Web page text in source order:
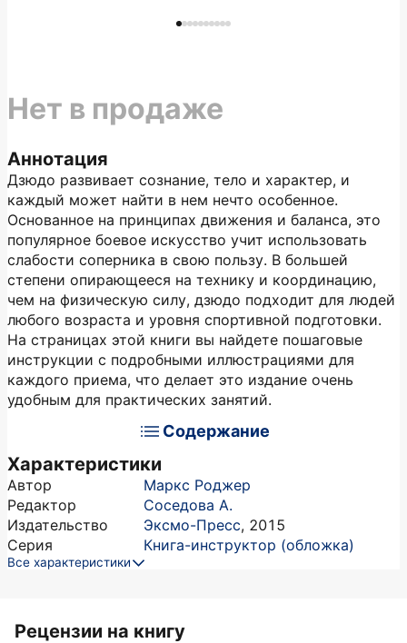
Аннотация
Дзюдо развивает сознание, тело и характер, и
каждый может найти в нем нечто особенное.
Основанное на принципах движения и баланса, это
популярное боевое искусство учит использовать
слабости соперника в свою пользу. В большей
степени опирающееся на технику и координацию,
чем на физическую силу, дзюдо подходит для людей
любого возраста и уровня спортивной подготовки.
На страницах этой книги вы найдете пошаговые
инструкции с подробными иллюстрациями для
каждого приема, что делает это издание очень
удобным для практических занятий.
Содержание
Характеристики
Автор
Маркс Роджер
Редактор
Соседова А.
Издательство
Эксмо-Пресс, 2015
Серия
Книга-инструктор (обложка)
Все характеристики
Нет в продаже
Рецензии на книгу